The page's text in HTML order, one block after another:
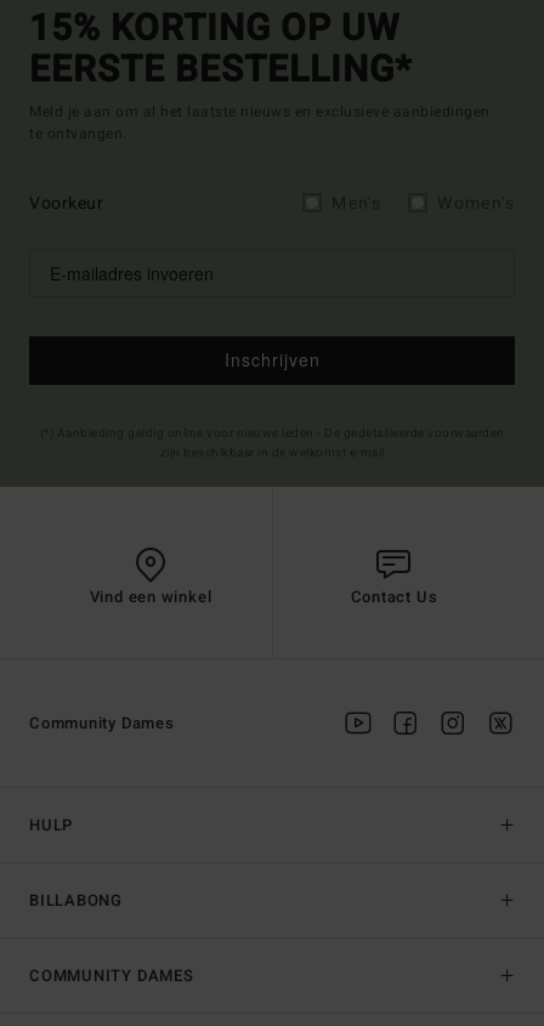
15% KORTING OP UW
EERSTE BESTELLING*
Meld je aan om al het laatste nieuws en exclusieve aanbiedingen
te ontvangen.
Voorkeur
Inschrijven
Vind een winkel Contact Us
HULP
BILLABONG
Community Dames
COMMUNITY DAMES